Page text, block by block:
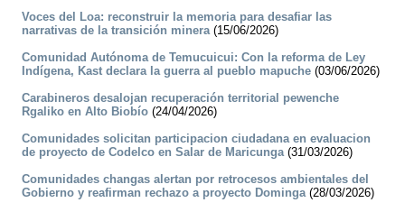
Voces del Loa: reconstruir la memoria para desafiar las
narrativas de la transición minera(15/06/2026)
Comunidad Autónoma de Temucuicui: Con la reforma de Ley
Indígena, Kast declara la guerra al pueblo mapuche (03/06/2026)
Carabineros desalojan recuperación territorial pewenche
Rgaliko en Alto Biobío (24/04/2026)
Comunidades solicitan participacion ciudadana en evaluacion
de proyecto de Codelco en Salar de Maricunga(31/03/2026)
Comunidades changas alertan por retrocesos ambientales del
Gobierno y reafirman rechazo a proyecto Dominga(28/03/2026)